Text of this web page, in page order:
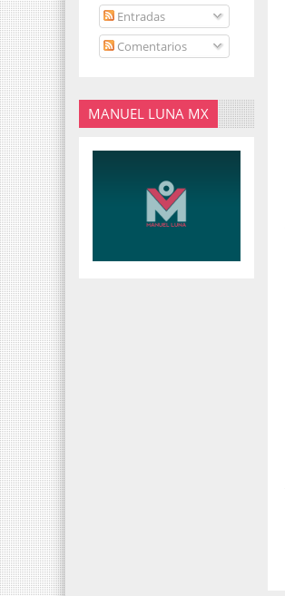
Entradas
Comentarios
MANUEL LUNA MX